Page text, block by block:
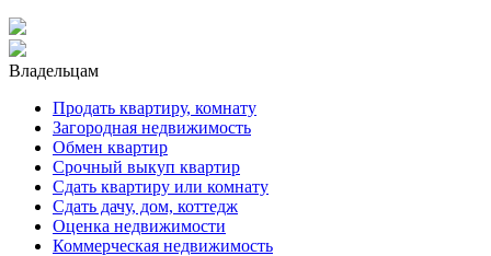
Владельцам
Продать квартиру, комнату
Загородная недвижимость
Обмен квартир
Срочный выкуп квартир
Сдать квартиру или комнату
Сдать дачу, дом, коттедж
Оценка недвижимости
Коммерческая недвижимость